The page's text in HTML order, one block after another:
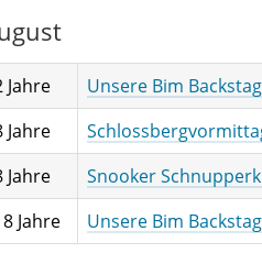
Jahre
Unsere Bim
Jahre
Jahre
Snooker
Jahre Unsere Bim